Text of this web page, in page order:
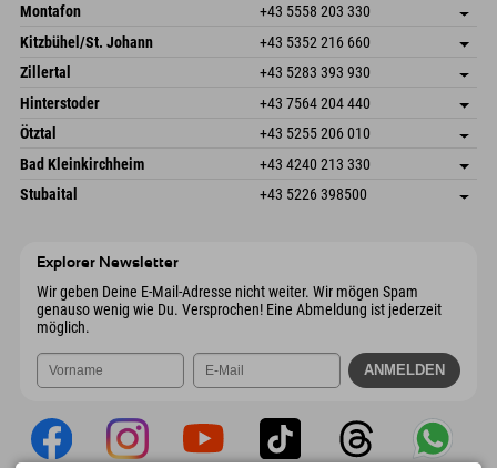
Montafon +43 5558 203 330
Dorfstr. 127b
6793 Gaschurn/Montafon
Österreich
Adresse speichern
Anreiseinfos
Buchen
Kitzbühel/St. Johann +43 5352 216 660
Speckbacherstraße 87
Österreich
Adresse speichern
Buchen
Zillertal +43 5283 393 930
Schmiedau 2
6272 Kaltenbach im Zillertal
Österreich
Adresse speichern
Anreiseinfos
Buchen
Hinterstoder +43 7564 204 440
Freizeitpark 10
Österreich
Adresse speichern
Buchen
Ötztal +43 5255 206 010
Gscheat 14
6441 Umhausen
Österreich
Adresse speichern
Anreiseinfos
Buchen
Bad Kleinkirchheim +43 4240 213 330
Dorfstraße 24
Adresse speichern
Stubaital +43 5226 398500
Explorer Newsletter
Wir geben Deine E-Mail-Adresse nicht weiter. Wir mögen Spam
genauso wenig wie Du. Versprochen! Eine Abmeldung ist jederzeit
möglich.